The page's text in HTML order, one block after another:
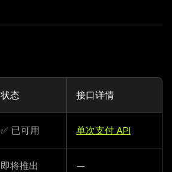
状态 接口详情
✅ 已可用 单次支付 API
即将推出 —